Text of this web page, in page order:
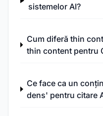
sistemelor AI?
Cum diferă thin
thin content pentru
Ce face ca un
dens' pentru citare